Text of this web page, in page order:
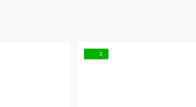
3